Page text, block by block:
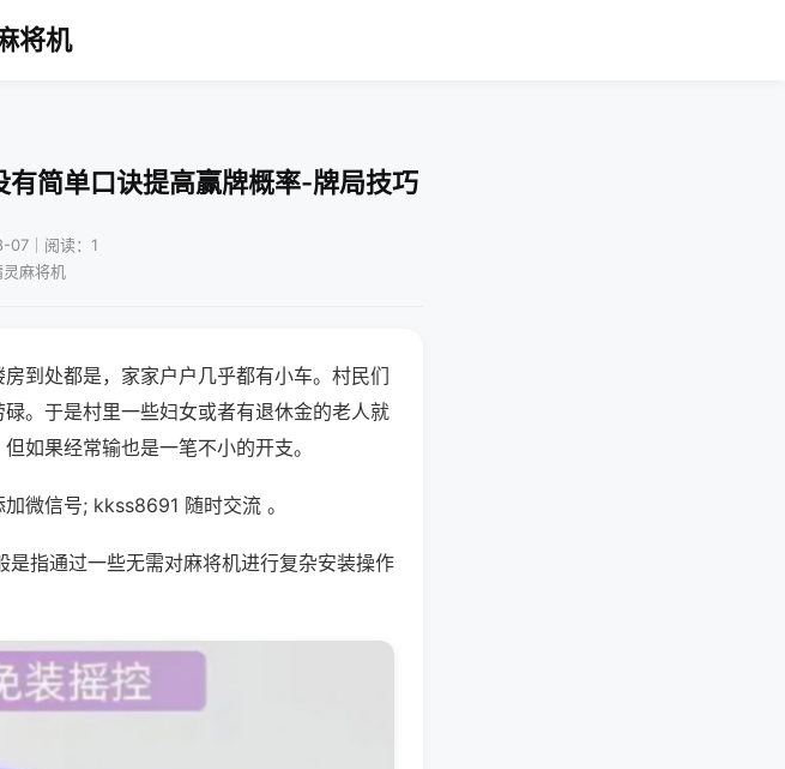
将机
简单口诀提高赢牌概率-牌局技巧
07｜阅读：1
麻将机
到处都是，家家户户几乎都有小车。村民们
。于是村里一些妇女或者有退休金的老人就
如果经常输也是一笔不小的开支。
微信号; kkss8691 随时交流 。
指通过一些无需对麻将机进行复杂安装操作